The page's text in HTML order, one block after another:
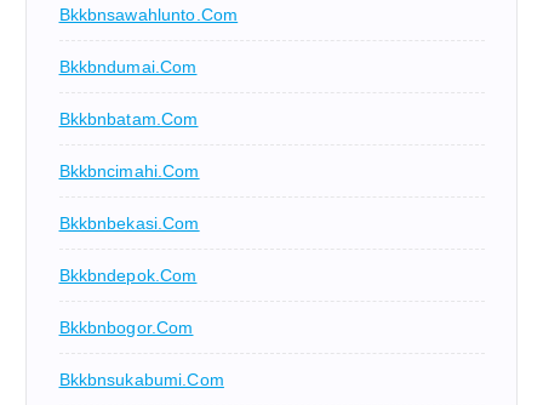
Bkkbnsawahlunto.com
Bkkbndumai.com
Bkkbnbatam.com
Bkkbncimahi.com
Bkkbnbekasi.com
Bkkbndepok.com
Bkkbnbogor.com
Bkkbnsukabumi.com